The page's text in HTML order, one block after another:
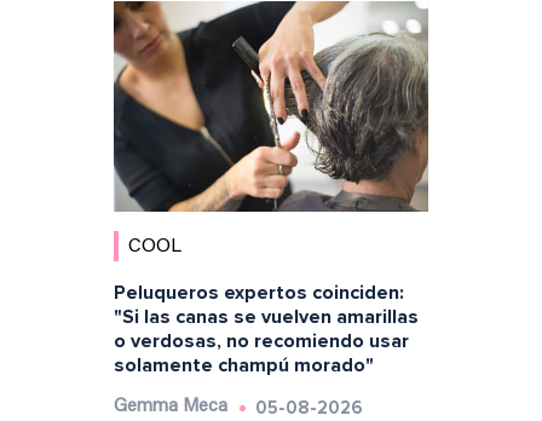
COOL
Peluqueros expertos coinciden:
"Si las canas se vuelven amarillas
o verdosas, no recomiendo usar
solamente champú morado"
Gemma Meca 05-08-2026